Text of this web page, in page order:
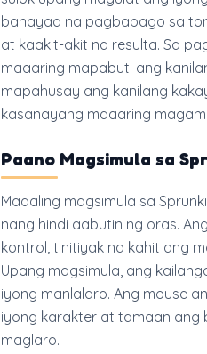
banayad na pagbabago sa
at kaakit-akit na resulta. Sa
maaaring mapabuti ang
mapahusay ang kanilang
kasanayang maaaring
Paano Magsimula sa
Madaling magsimula sa
nang hindi aabutin ng oras.
kontrol, tinitiyak na kahit ang
Upang magsimula, ang
iyong manlalaro. Ang mouse
iyong karakter at tamaan ang
maglaro.